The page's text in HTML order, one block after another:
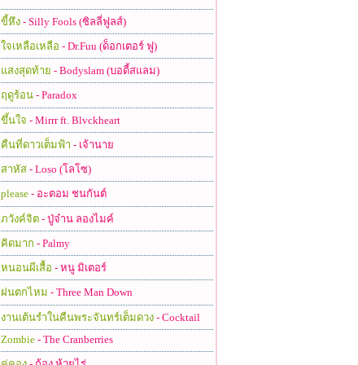
ขี้หึง- Silly Fools (ซิลลี่ฟูลส์)
ใจเหลือเหลือ - Dr.Fuu (ด็อกเตอร์ ฟู)
แสงสุดท้าย - Bodyslam (บอดี้สแลม)
ฤดูร้อน- Paradox
ขึ้นใจ - Mirrr ft. Blvckheart
คืนที่ดาวเต็มฟ้า - เจ้านาย
สาหัส- Loso (โลโซ)
please- อะตอม ชนกันต์
ภวังค์จิต- ปู่จ๋าน ลองไมค์
คิดมาก - Palmy
หนอนผีเสื้อ - หนู มิเตอร์
ฝนตกไหม - Three Man Down
งานเต้นรำในคืนพระจันทร์เต็มดวง- Cocktail
Zombie- The Cranberries